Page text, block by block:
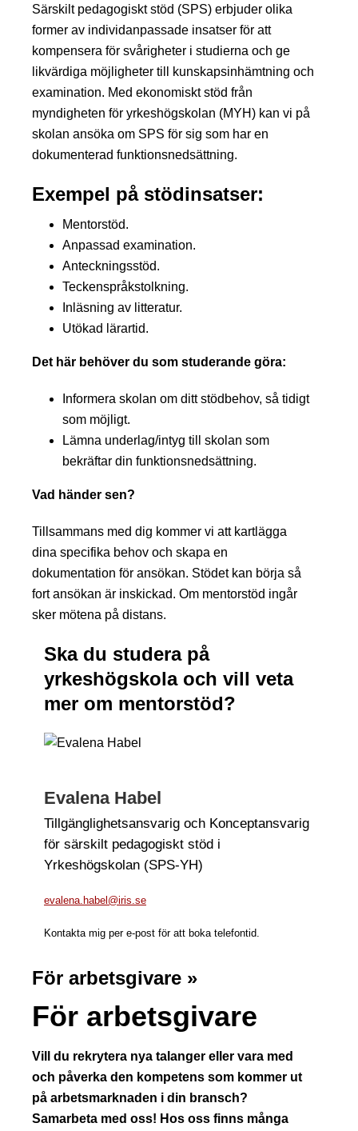
Särskilt pedagogiskt stöd (SPS) erbjuder olika
former av individanpassade insatser för att
kompensera för svårigheter i studierna och ge
likvärdiga möjligheter till kunskapsinhämtning och
examination. Med ekonomiskt stöd från
myndigheten för yrkeshögskolan (MYH) kan vi på
skolan ansöka om SPS för sig som har en
dokumenterad funktionsnedsättning.
Exempel på stödinsatser:
Mentorstöd.
Anpassad examination.
Anteckningsstöd.
Teckenspråkstolkning.
Inläsning av litteratur.
Utökad lärartid.
Det här behöver du som studerande göra:
Informera skolan om ditt stödbehov, så tidigt
som möjligt.
Lämna underlag/intyg till skolan som
bekräftar din funktionsnedsättning.
Vad händer sen?
Tillsammans med dig kommer vi att kartlägga
dina specifika behov och skapa en
dokumentation för ansökan. Stödet kan börja så
fort ansökan är inskickad. Om mentorstöd ingår
sker mötena på distans.
Ska du studera på
yrkeshögskola och vill veta
mer om mentorstöd?
Evalena Habel
Tillgänglighetsansvarig och Konceptansvarig
för särskilt pedagogiskt stöd i
Yrkeshögskolan (SPS-YH)
evalena.habel@iris.se
Kontakta mig per e-post för att boka telefontid.
För arbetsgivare »
För arbetsgivare
Vill du rekrytera nya talanger eller vara med
och påverka den kompetens som kommer ut
på arbetsmarknaden i din bransch?
Samarbeta med oss! Hos oss finns många